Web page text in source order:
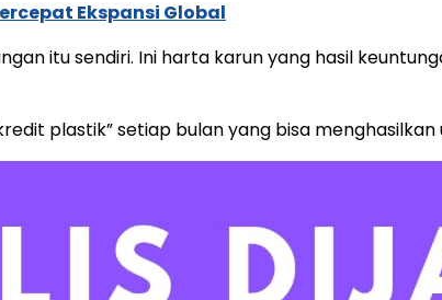
Ekspansi Global
itu sendiri. Ini harta karun yang hasil
plastik” setiap bulan yang bisa menghasilkan